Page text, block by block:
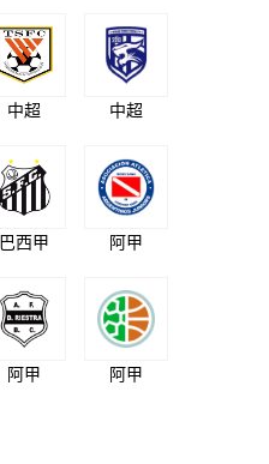
中超 中超
巴西甲 阿甲
阿甲 阿甲